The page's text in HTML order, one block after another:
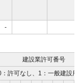
-
建設業許可番号
許可なし、1：一般建設